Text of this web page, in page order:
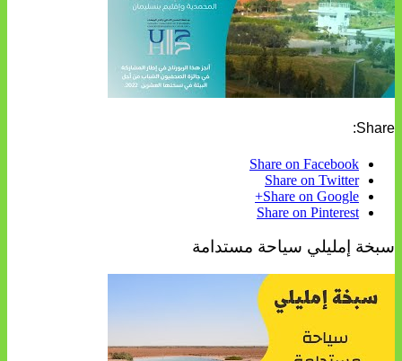
Share:
Share on Facebook
Share on Twitter
Share on Google+
Share on Pinterest
سبخة إمليلي سياحة مستدامة